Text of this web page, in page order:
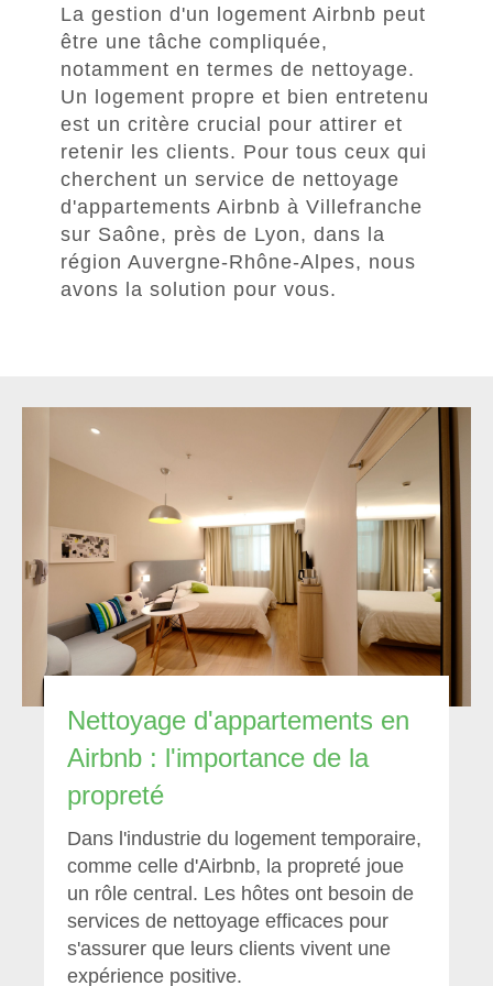
La gestion d'un logement Airbnb peut
être une tâche compliquée,
notamment en termes de nettoyage.
Un logement propre et bien entretenu
est un critère crucial pour attirer et
retenir les clients. Pour tous ceux qui
cherchent un service de nettoyage
d'appartements Airbnb à Villefranche
sur Saône, près de Lyon, dans la
région Auvergne-Rhône-Alpes, nous
avons la solution pour vous.
Nettoyage d'appartements en
Airbnb : l'importance de la
propreté
Dans l'industrie du logement temporaire,
comme celle d'Airbnb, la propreté joue
un rôle central. Les hôtes ont besoin de
services de nettoyage efficaces pour
s'assurer que leurs clients vivent une
expérience positive.